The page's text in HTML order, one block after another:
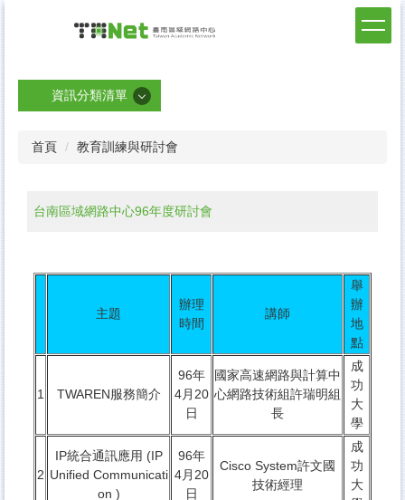
資訊分類清單
臺南區網簡介
與我們聯絡
首頁 教育訓練與研討會
台南區域網路中心96年度研討會
主題
辦理
時間
講師
舉
辦
地
點
1 TWAREN服務簡介
96年
4月20
日
國家高速網路與計算中
心網路技術組許瑞明組
長
成
功
大
學
2
IP統合通訊應用 (IP
Unified Communicati
on )
96年
4月20
日
Cisco System許文國
技術經理
成
功
大